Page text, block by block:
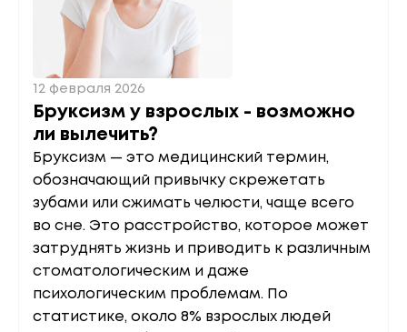
12 февраля 2026
Бруксизм у взрослых - возможно
ли вылечить?
Бруксизм — это медицинский термин,
обозначающий привычку скрежетать
зубами или сжимать челюсти, чаще всего
во сне. Это расстройство, которое может
затруднять жизнь и приводить к различным
стоматологическим и даже
психологическим проблемам. По
статистике, около 8% взрослых людей